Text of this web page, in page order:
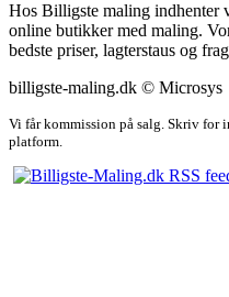
Hos Billigste maling indhenter
online butikker med maling.
bedste priser, lagterstaus og
billigste-maling.dk © Microsys
Vi får kommission på salg. Skriv for
platform.